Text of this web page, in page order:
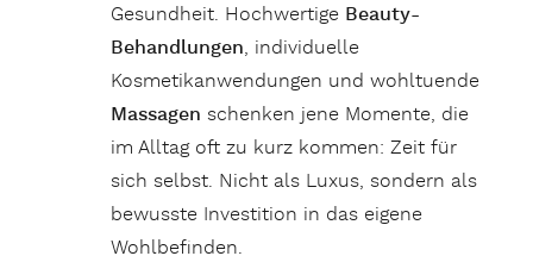
Gesundheit. Hochwertige Beauty-
Behandlungen, individuelle
Kosmetikanwendungen und wohltuende
Massagen schenken jene Momente, die
im Alltag oft zu kurz kommen: Zeit für
sich selbst. Nicht als Luxus, sondern als
bewusste Investition in das eigene
Wohlbefinden.